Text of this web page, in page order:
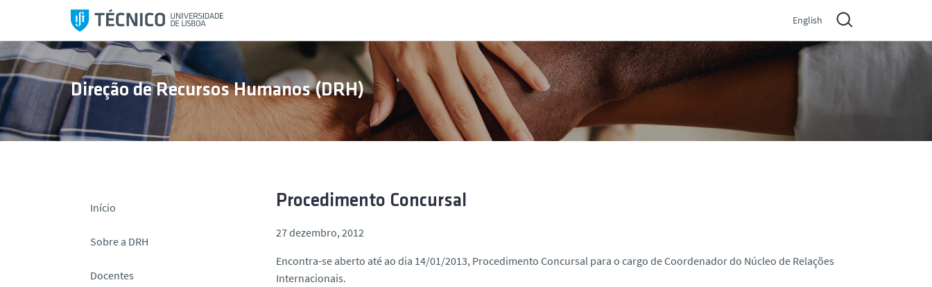
l
t
a
r
p
a
English
Direção de Recursos Humanos (DRH)
Início
Sobre a DRH
Docentes
Procedimento Concursal
27 dezembro, 2012
Encontra-se aberto até ao dia 14/01/2013, Procedimento Concursal para o cargo de Coordenador do Núcleo de Relações
Internacionais.